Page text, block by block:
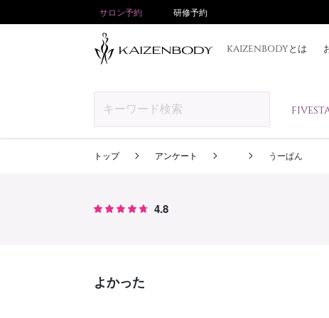
サロン予約 研修予約
KAIZENBODYとは
トップ アンケート うーぱん
4.8
よかった